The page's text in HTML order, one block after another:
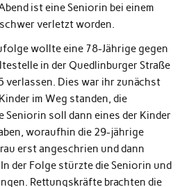
ist eine Seniorin bei einem
verletzt worden.
wollte eine 78-Jährige gegen
in der Quedlinburger Straße
verlassen. Dies war ihr zunächst
im Weg standen, die
soll dann eines der Kinder
woraufhin die 29-jährige
erst angeschrien und dann
der Folge stürzte die Seniorin und
Rettungskräfte brachten die